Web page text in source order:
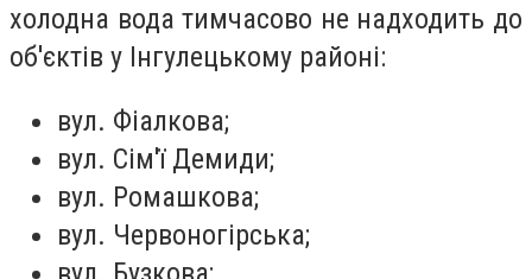
холодна вода тимчасово не надходить до
об'єктів у Інгулецькому районі:
вул. Фіалкова;
вул. Сім'ї Демиди;
вул. Ромашкова;
вул. Червоногірська;